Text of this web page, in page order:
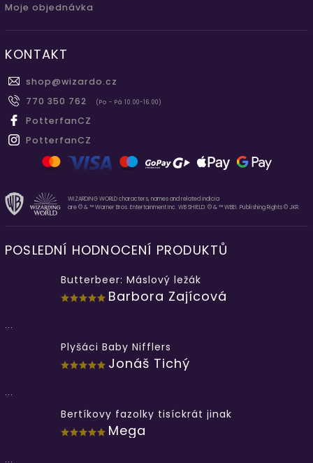
Moje objednávka
KONTAKT
shop@wizardo.cz
770 350 762
(Po - Pá 10.00-16.00)
PotterfanCZ
PotterfanCZ
WIZARDING WORLD characters, names and related indicia
are © & ™ Warner Bros. Entertainment Inc. WB SHIELD: © & ™ WBEI. Publishing Rights © JKR.
POSLEDNÍ HODNOCENÍ PRODUKTŮ
Butterbeer: Máslový ležák
Barbora Zajícová
...
Plyšáci Baby Nifflers
Jonáš Tichý
...
Bertíkovy fazolky tisíckrát jinak
Mega
...